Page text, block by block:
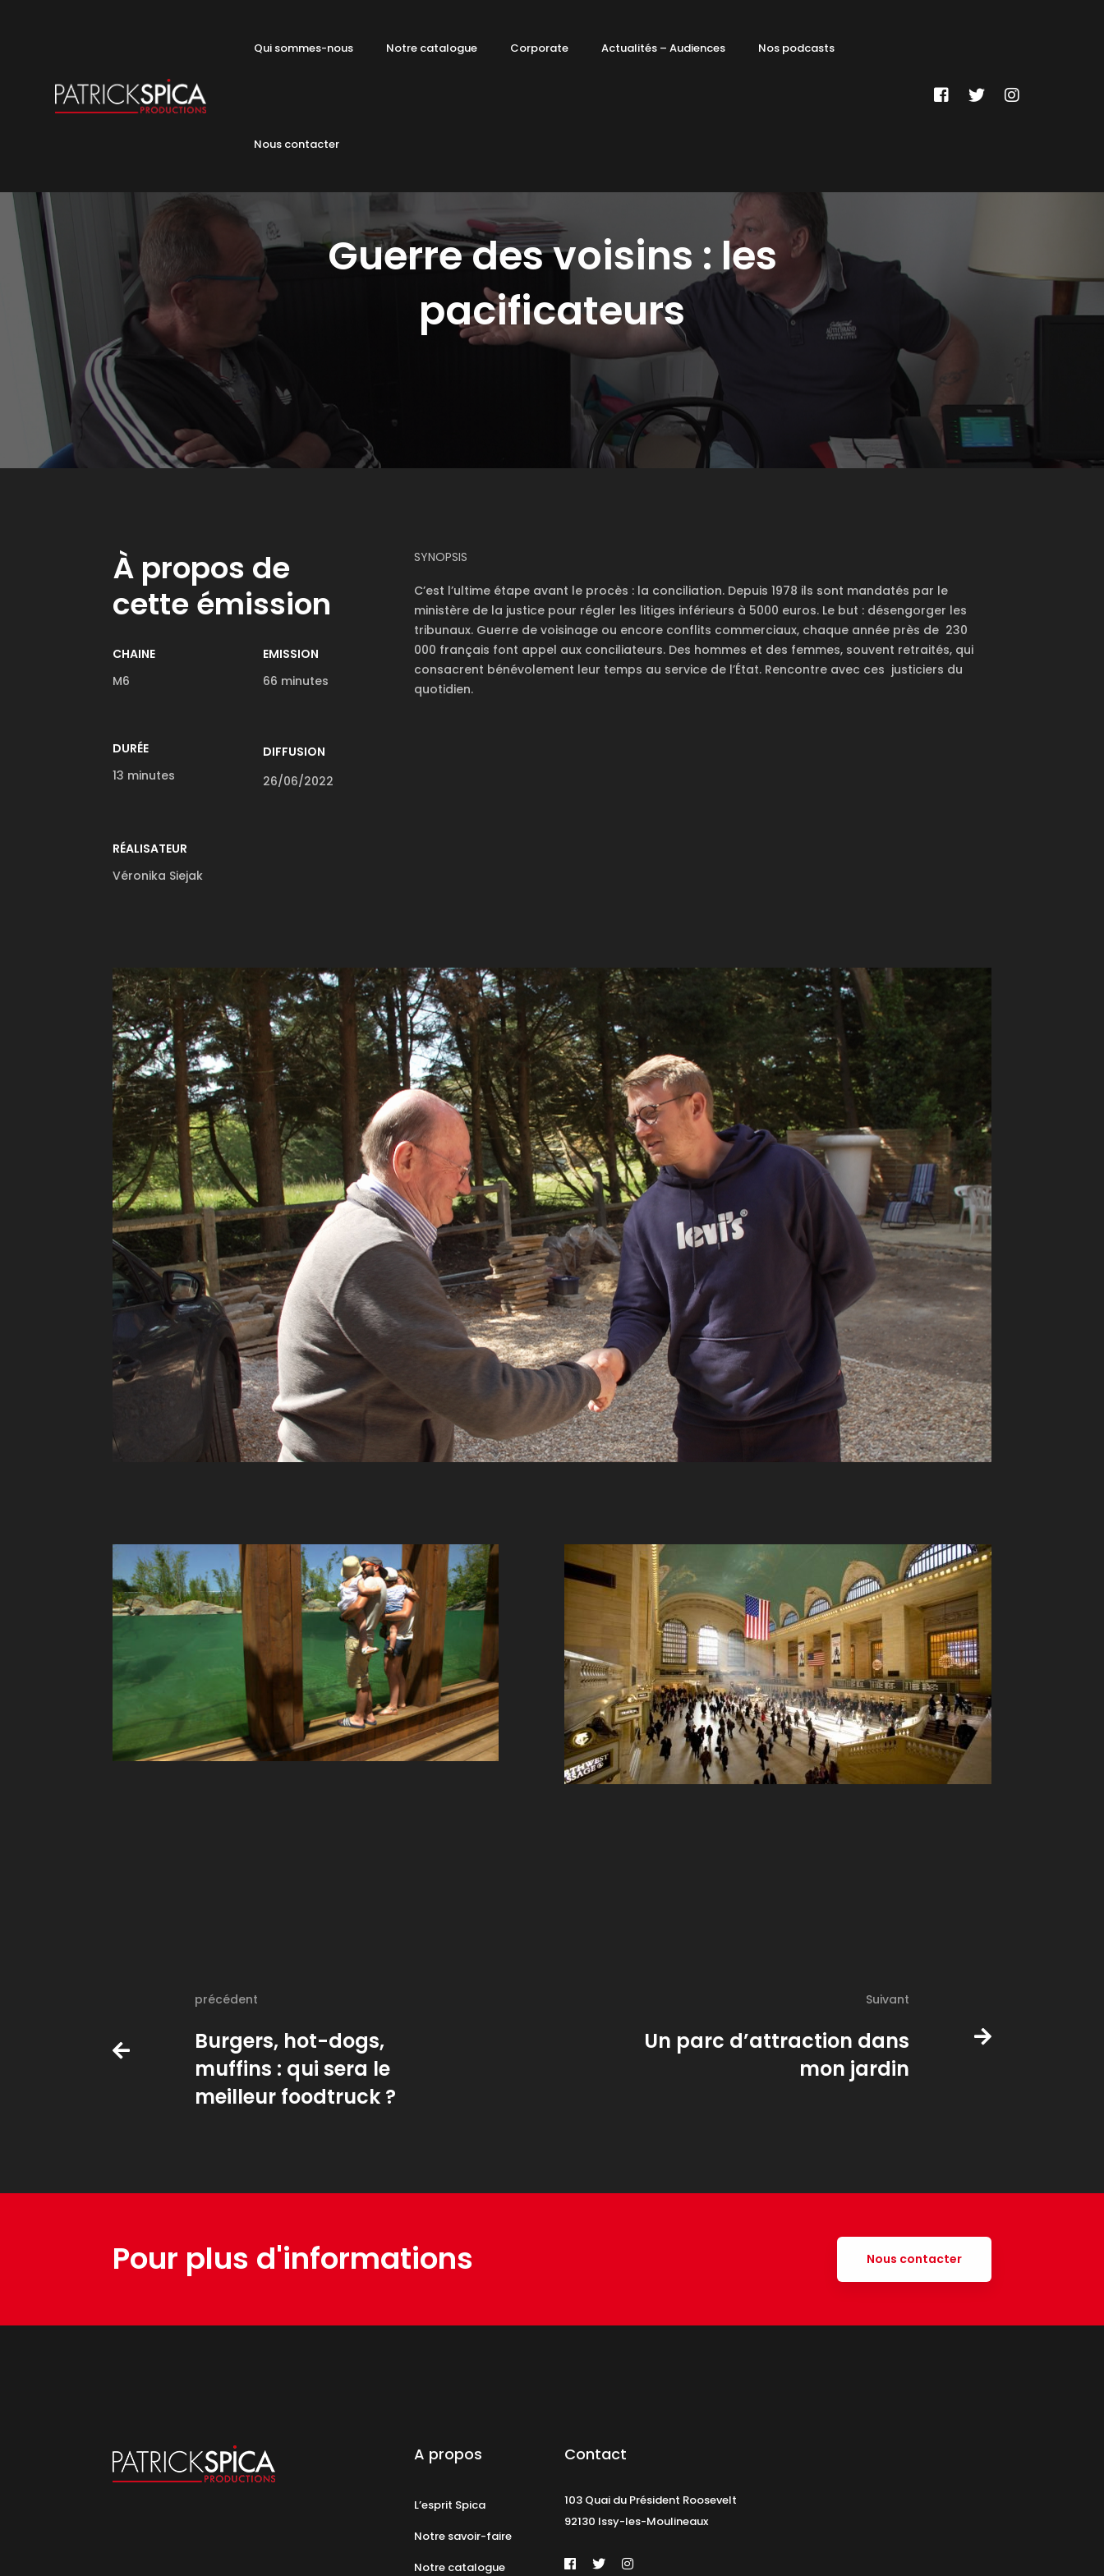
Qui sommes-nous Notre catalogue Corporate Actualités – Audiences Nos podcasts
Nous contacter
Guerre des voisins : les
pacificateurs
À propos de
cette émission
CHAINE
M6
EMISSION
66 minutes
DURÉE
13 minutes
DIFFUSION
26/06/2022
RÉALISATEUR
Véronika Siejak
SYNOPSIS
C’est l’ultime étape avant le procès : la conciliation. Depuis 1978 ils sont mandatés par le
ministère de la justice pour régler les litiges inférieurs à 5000 euros. Le but : désengorger les
tribunaux. Guerre de voisinage ou encore conflits commerciaux, chaque année près de 230
000 français font appel aux conciliateurs. Des hommes et des femmes, souvent retraités, qui
consacrent bénévolement leur temps au service de l’État. Rencontre avec ces justiciers du
quotidien.
précédent
Burgers, hot-dogs,
muffins : qui sera le
meilleur foodtruck ?
Suivant
Un parc d’attraction dans
mon jardin
Pour plus d'informations Nous contacter
A propos
L’esprit Spica
Notre savoir-faire
Notre catalogue
Contact
103 Quai du Président Roosevelt
92130 Issy-les-Moulineaux